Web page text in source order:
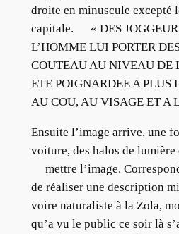
droite en minuscule excepté
capitale. « DES
L’HOMME LUI PORTER
COUTEAU AU NIVEAU DE
ETE POIGNARDEE A PLUS
AU COU, AU VISAGE ET A
Ensuite l’image arrive, une
voiture, des halos de lumière
mettre l’image.
de réaliser une description
voire naturaliste à la Zola,
qu’a vu le public ce soir là